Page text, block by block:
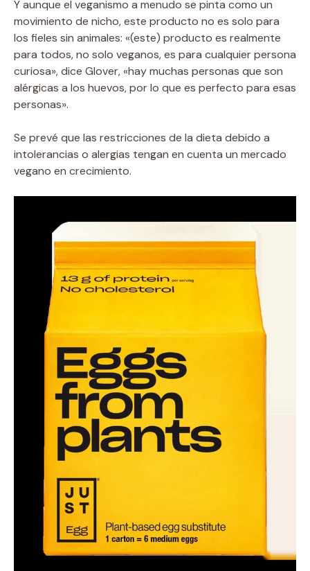
Y aunque el veganismo a menudo se pinta como un
movimiento de nicho, este producto no es solo para
los fieles sin animales: «(este) producto es realmente
para todos, no solo veganos, es para cualquier persona
curiosa», dice Glover, «hay muchas personas que son
alérgicas a los huevos, por lo que es perfecto para esas
personas».
Se prevé que las restricciones de la dieta debido a
intolerancias o alergias tengan en cuenta un mercado
vegano en crecimiento.